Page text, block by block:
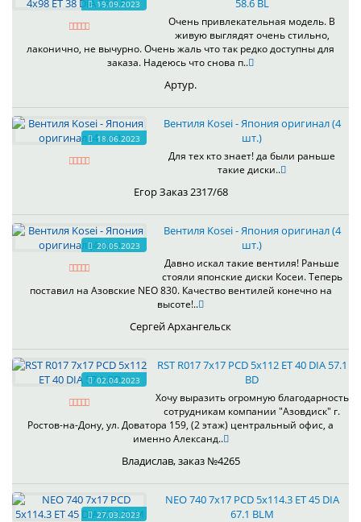
19.09.2023 58.6 BL
Очень привлекательная модель. В
живую выглядят очень стильно,
лаконично, не вычурно. Очень жаль что так редко доступны для
заказа. Надеюсь что снова п..
Артур.
18.06.2023
Вентиля Kosei - Япония оригинал (4
шт.)
Для тех кто знает! да были раньше
такие диски..
Егор Заказ 2317/68
20.05.2023
Вентиля Kosei - Япония оригинал (4
шт.)
Давно искал такие вентиля! Раньше
стояли японские диски Косеи. Теперь
поставил на Азовские NEO 830. Качество вентилей конечно на
высоте!..
Сергей Архангельск
02.04.2023
RST R017 7x17 PCD 5x112 ET 40 DIA 57.1
BD
Хочу выразить огромную благодарность
сотрудникам компании "Азовдиск" г.
Ростов-на-Дону, ул. Доватора 159, (2 этаж) центральный офис, а
именно Александ..
Владислав, заказ №4265
27.03.2023
NEO 740 7x17 PCD 5x114.3 ET 45 DIA
67.1 BLM